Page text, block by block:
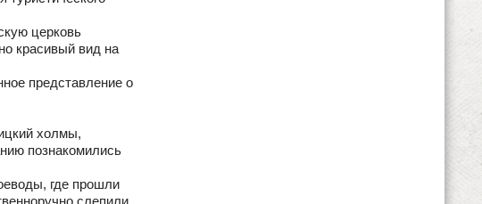
церковь
красивый вид на
представление о
холмы,
познакомились
где прошли